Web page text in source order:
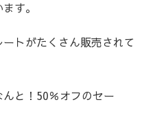
す。
トがたくさん販売されて
と！50％オフのセー